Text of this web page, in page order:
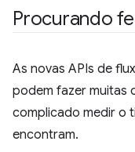
Procurando
As novas APIs de
podem fazer muitas
complicado medir o
encontram.